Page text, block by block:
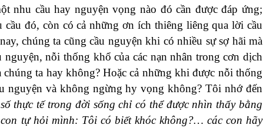
nhu cầu hay nguyện vọng nào đó cần được đáp ứng;
đó, còn có cả những ơn ích thiêng liêng qua lời cầu
chúng ta cũng cầu nguyện khi có nhiều sự sợ hãi mà
nỗi thống khổ của các nạn nhân trong cơn dịch
ta hay không? Hoặc cả những khi được nỗi thống
nguyện và không ngừng hy vọng không? Tôi nhớ đến
thực tế trong đời sống chỉ có thể được nhìn thấy bằng
tự hỏi mình: Tôi có biết khóc không?… các con hãy